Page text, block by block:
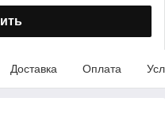
Доставка Оплата